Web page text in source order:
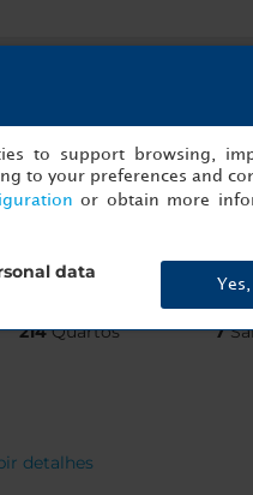
Charlemagne - Karel
+32 2 231 09 09 | E-mail
214 Quartos 7
detalhes
to support browsing,
to your preferences and
or obtain more
data